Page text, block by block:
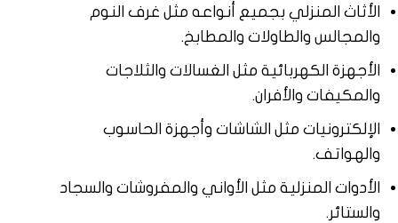
الأثاث المنزلي بجميع أنواعه مثل غرف النوم
والمجالس والطاولات والمطابخ.
الأجهزة الكهربائية مثل الغسالات والثلاجات
والمكيفات والأفران.
الإلكترونيات مثل الشاشات وأجهزة الحاسوب
والهواتف.
الأدوات المنزلية مثل الأواني والمفروشات والسجاد
والستائر.